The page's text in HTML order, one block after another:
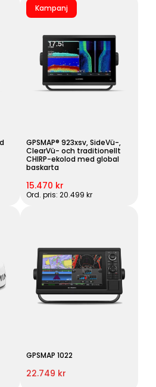
Kampanj
GPSMAP® 923xsv, SideVü-,
ClearVü- och traditionellt
CHIRP-ekolod med global
baskarta
15.470 kr
Ord. pris: 20.499 kr
GPSMAP 1022
22.749 kr